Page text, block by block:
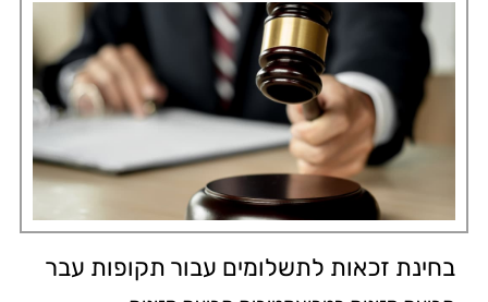
בחינת זכאות לתשלומים עבור תקופות עבר